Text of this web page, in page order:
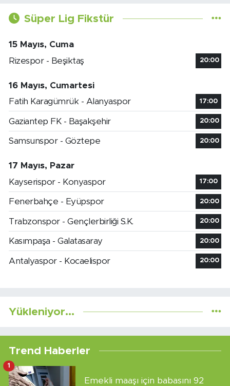
Süper Lig Fikstür
15 Mayıs, Cuma
Rizespor - Beşiktaş
20:00
16 Mayıs, Cumartesi
Fatih Karagümrük - Alanyaspor
17:00
Gaziantep FK - Başakşehir 20:00
Samsunspor - Göztepe 20:00
17 Mayıs, Pazar
Kayserispor - Konyaspor
17:00
Fenerbahçe - Eyüpspor 20:00
Trabzonspor - Gençlerbirliği S.K. 20:00
Kasımpaşa - Galatasaray 20:00
Antalyaspor - Kocaelispor 20:00
Yükleniyor...
Trend Haberler
Emekli maaşı için babasını 92
1